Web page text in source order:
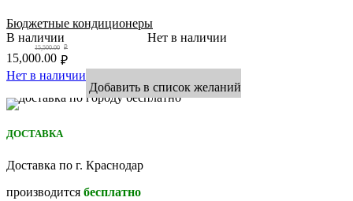
Бюджетные кондиционеры
В наличии
Нет в наличии
₽
15,000.00
₽
15,500.00
Нет в наличии
Добавить в список желаний
ДОСТАВКА
Доставка по г. Краснодар
производится бесплатно